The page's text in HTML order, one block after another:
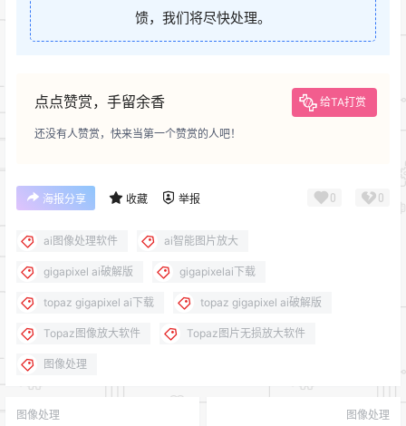
馈，我们将尽快处理。
点点赞赏，手留余香 给TA打赏
还没有人赞赏，快来当第一个赞赏的人吧！
海报分享 收藏 举报 0 0
ai图像处理软件 ai智能图片放大
gigapixel ai破解版 gigapixelai下载
topaz gigapixel ai下载 topaz gigapixel ai破解版
Topaz图像放大软件 Topaz图片无损放大软件
图像处理
图像处理 图像处理